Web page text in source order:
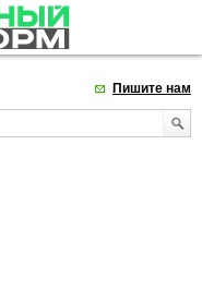
Пишите нам